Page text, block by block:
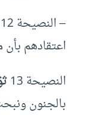
اعتقادهم
النصيحة 13
بالجنون